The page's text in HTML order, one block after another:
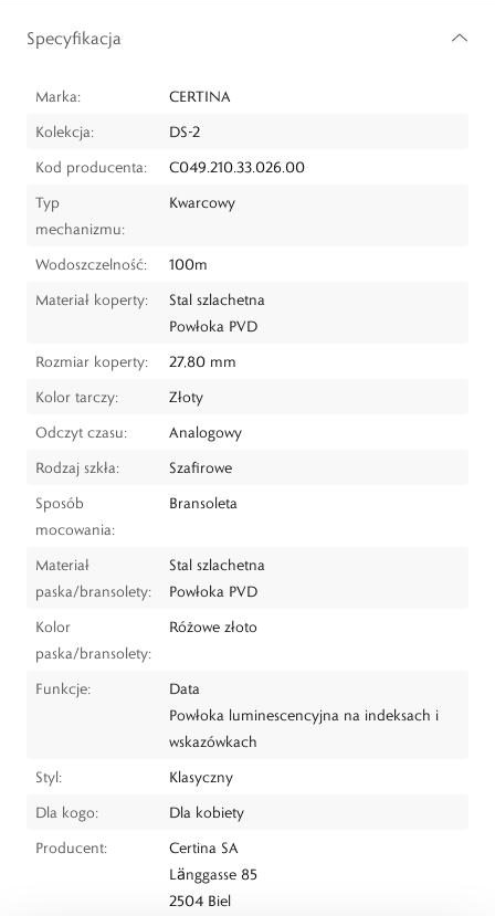
Specyfikacja
Marka:
CERTINA
Kolekcja:
DS-2
Kod producenta:
C049.210.33.026.00
Typ
mechanizmu:
Kwarcowy
Wodoszczelność:
100m
Materiał koperty:
Stal szlachetna
Powłoka PVD
Rozmiar koperty:
27,80 mm
Kolor tarczy:
Złoty
Odczyt czasu:
Analogowy
Rodzaj szkła:
Szafirowe
Sposób
mocowania:
Bransoleta
Materiał
paska/bransolety:
Stal szlachetna
Powłoka PVD
Kolor
paska/bransolety:
Różowe złoto
Funkcje:
Data
Powłoka luminescencyjna na indeksach i
wskazówkach
Styl:
Klasyczny
Dla kogo:
Dla kobiety
Producent:
Certina SA
Länggasse 85
2504 Biel